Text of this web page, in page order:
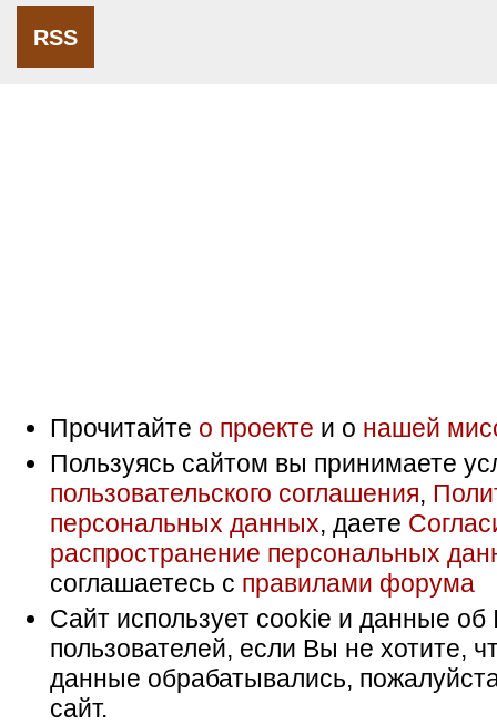
RSS
Прочитайте о проекте и о нашей
Пользуясь сайтом вы принимаете
пользовательского соглашения,
персональных данных, даете
распространение персональных
соглашаетесь с правилами форума
Сайт использует cookie и данные об
пользователей, если Вы не хотите,
данные обрабатывались,
сайт.